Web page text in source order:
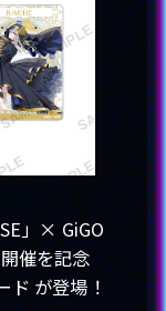
」× GiGO
催を記念
ド が登場！